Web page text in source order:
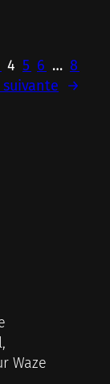
4 5 6 … 8
suivante →
Waze